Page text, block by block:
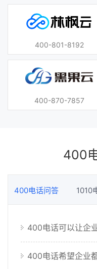
400-801-8192
400-870-7857
400
400电话问答 1010
400电话可以让企
400电话希望企业
企业长远的发展离
400电话办理需要